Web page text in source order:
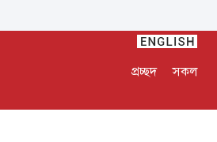
প্রচ্ছদ সকল